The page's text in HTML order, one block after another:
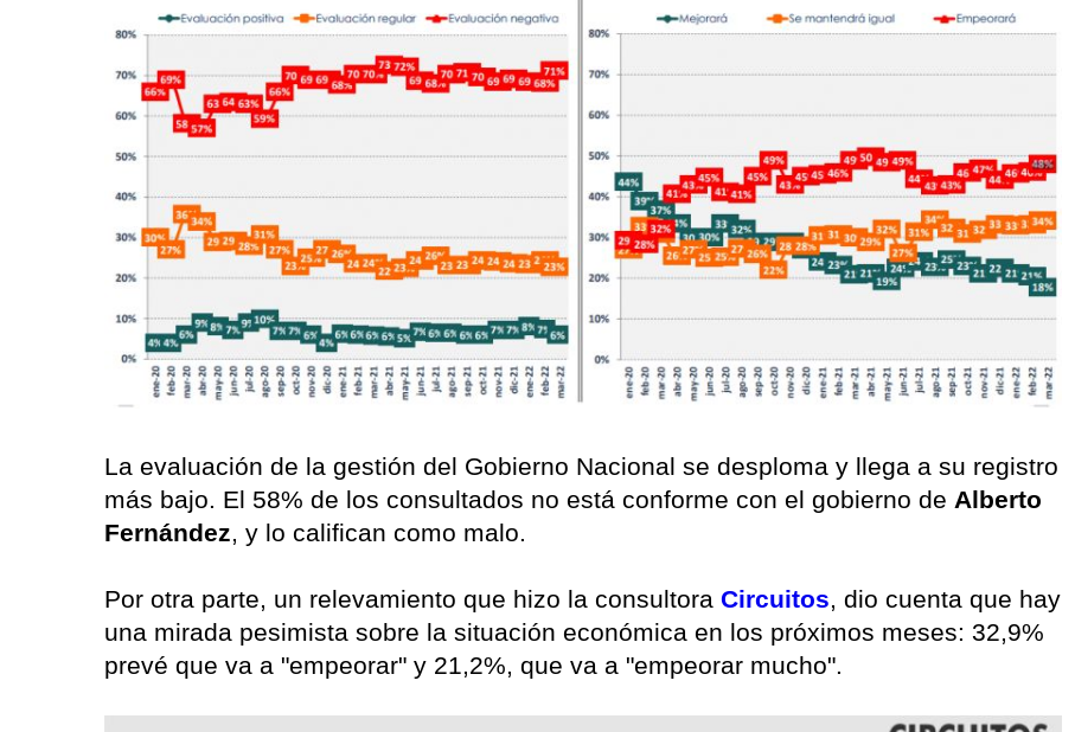
La evaluación de la gestión del Gobierno Nacional se desploma y llega a su registro
más bajo. El 58% de los consultados no está conforme con el gobierno de Alberto
Fernández, y lo califican como malo.
Por otra parte, un relevamiento que hizo la consultora Circuitos, dio cuenta que hay
una mirada pesimista sobre la situación económica en los próximos meses: 32,9%
prevé que va a "empeorar" y 21,2%, que va a "empeorar mucho".